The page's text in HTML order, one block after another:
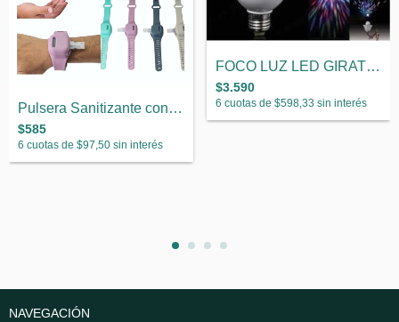
Pulsera Sanitizante con Spray
$585
6 cuotas de $97,50 sin interés
FOCO LUZ LED GIRATORIO
$3.590
6 cuotas de $598,33 sin interés
NAVEGACIÓN